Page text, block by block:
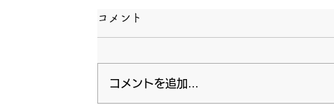
コメント
コメントを追加…